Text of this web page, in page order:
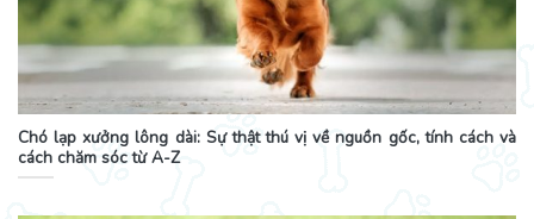
Chó lạp xưởng lông dài: Sự thật thú vị về nguồn gốc, tính cách và
cách chăm sóc từ A-Z